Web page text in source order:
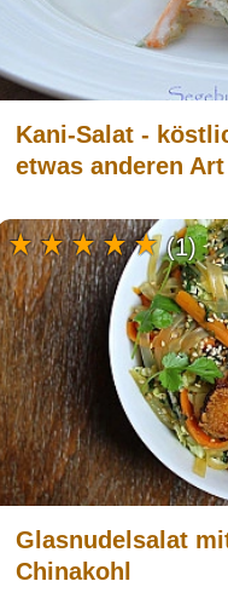
Kani-Salat -
etwas anderen Art
Glasnudelsalat
Chinakohl
(1)